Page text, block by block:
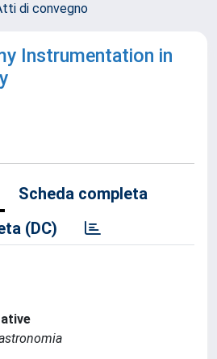
di convegno
Instrumentation in
Scheda completa
(DC)